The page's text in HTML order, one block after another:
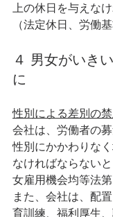
上の休日を与えな
（法定休日、労働
４ 男女がいき
に
性別による差別の
会社は、労働者の
性別にかかわりな
なければならない
女雇用機会均等法第
また、会社は、配
育訓練、福利厚生